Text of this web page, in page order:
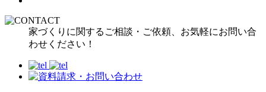
家づくりに関するご相談・ご依頼、お気軽にお問い合
わせください！